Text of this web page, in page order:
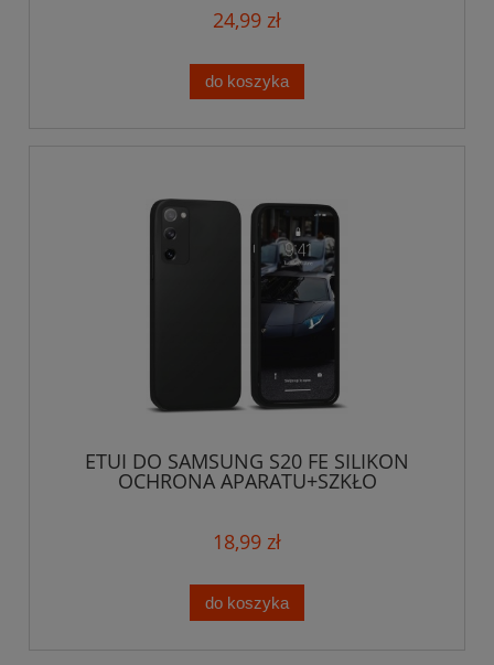
24,99 zł
do koszyka
ETUI DO SAMSUNG S20 FE SILIKON
OCHRONA APARATU+SZKŁO
18,99 zł
do koszyka